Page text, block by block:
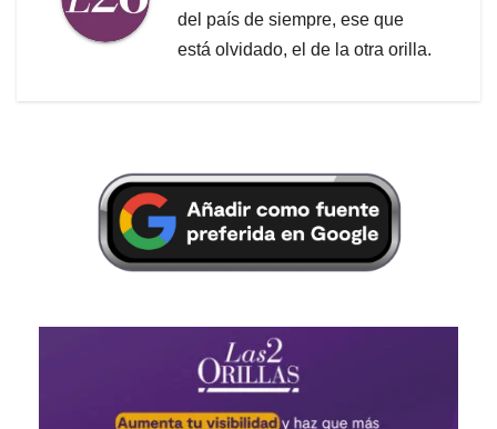
del país de siempre, ese que
está olvidado, el de la otra orilla.